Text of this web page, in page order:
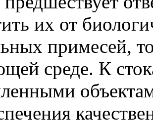
их от
примесей,
среде. К